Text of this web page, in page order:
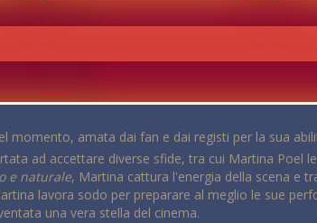
momento, amata dai fan e dai registi per la sua
ad accettare diverse sfide, tra cui Martina Poel
e naturale, Martina cattura l'energia della scena e
lavora sodo per preparare al meglio le sue
una vera stella del cinema.